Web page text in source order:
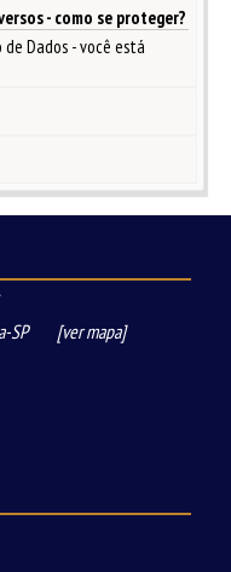
- como se proteger?
Dados - você está
SP
[ver mapa]